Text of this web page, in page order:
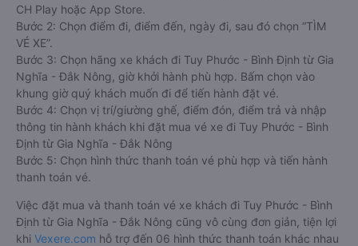
CH Play hoặc App Store.
Bước 2: Chọn điểm đi, điểm đến, ngày đi, sau đó chọn “TÌM
VÉ XE”.
Bước 3: Chọn hãng xe khách đi Tuy Phước - Bình Định từ Gia
Nghĩa - Đắk Nông, giờ khởi hành phù hợp. Bấm chọn vào
khung giờ quý khách muốn đi để tiến hành đặt vé.
Bước 4: Chọn vị trí/giường ghế, điểm đón, điểm trả và nhập
thông tin hành khách khi đặt mua vé xe đi Tuy Phước - Bình
Định từ Gia Nghĩa - Đắk Nông
Bước 5: Chọn hình thức thanh toán vé phù hợp và tiến hành
thanh toán vé.
Việc đặt mua và thanh toán vé xe khách đi Tuy Phước - Bình
Định từ Gia Nghĩa - Đắk Nông cũng vô cùng đơn giản, tiện lợi
khi Vexere.com hỗ trợ đến 06 hình thức thanh toán khác nhau